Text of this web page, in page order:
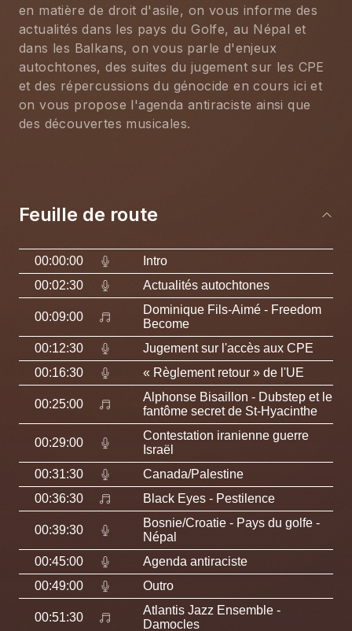
en matière de droit d'asile, on vous informe des
actualités dans les pays du Golfe, au Népal et
dans les Balkans, on vous parle d'enjeux
autochtones, des suites du jugement sur les CPE
et des répercussions du génocide en cours ici et
on vous propose l'agenda antiraciste ainsi que
des découvertes musicales.
Feuille de route
00:00:00
Intro
00:02:30
Actualités autochtones
00:09:00
Dominique Fils-Aimé - Freedom
Become
00:12:30
Jugement sur l'accès aux CPE
00:16:30
« Règlement retour » de l'UE
00:25:00
Alphonse Bisaillon - Dubstep et le
fantôme secret de St-Hyacinthe
00:29:00
Contestation iranienne guerre
Israël
00:31:30
Canada/Palestine
00:36:30
Black Eyes - Pestilence
00:39:30
Bosnie/Croatie - Pays du golfe -
Népal
00:45:00
Agenda antiraciste
00:49:00
Outro
00:51:30
Atlantis Jazz Ensemble -
Damocles